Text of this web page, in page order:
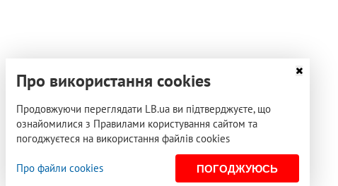
Про використання cookies
Продовжуючи переглядати LB.ua ви підтверджуєте, що
ознайомилися з Правилами користування сайтом та
погоджуєтеся на використання файлів cookies
Про файли cookies ПОГОДЖУЮСЬ